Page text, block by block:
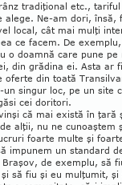
tradiţional etc.,
alege. Ne-am dori, însă,
local, cât mai mulţi
ce facem. De
o doamnă care pune pe
din grădina ei. Asta ar
oferte din toată
singur loc, pe un site
cei doritori.
că mai există în ţară
alţii, nu ne cunoaştem
foarte multe şi
impunem un stan­dard
Braşov, de exemplu, să
să fiu şi eu mulţumit,